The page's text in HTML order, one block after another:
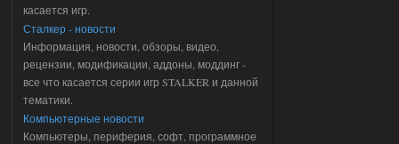
касается игр.
Сталкер - новости
Информация, новости, обзоры, видео,
рецензии, модификации, аддоны, моддинг -
все что касается серии игр STALKER и данной
тематики.
Компьютерные новости
Компьютеры, периферия, софт, программное